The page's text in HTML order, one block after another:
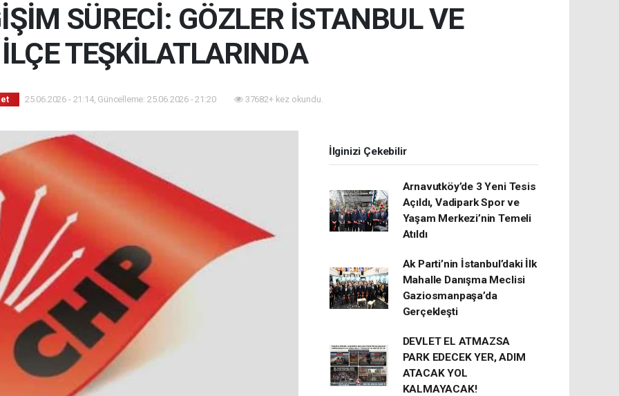
SÜRECİ: GÖZLER İSTANBUL VE
İLÇE TEŞKİLATLARINDA
25.06.2026 - 21:14, Güncelleme: 25.06.2026 - 21:20 37682+ kez okundu.
İlginizi Çekebilir
Arnavutköy’de 3 Yeni Tesis
Açıldı, Vadipark Spor ve
Yaşam Merkezi’nin Temeli
Atıldı
Ak Parti’nin İstanbul’daki İlk
Mahalle Danışma Meclisi
Gaziosmanpaşa’da
Gerçekleşti
DEVLET EL ATMAZSA
PARK EDECEK YER, ADIM
ATACAK YOL
KALMAYACAK!